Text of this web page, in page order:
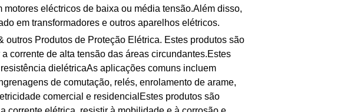
eléctricos de baixa ou média tensão.Além disso,
em transformadores e outros aparelhos elétricos.
Produtos de Proteção Elétrica. Estes produtos são
corrente de alta tensão das áreas circundantes.Estes
dielétricaAs aplicações comuns incluem
de comutação, relés, enrolamento de arame,
comercial e residencialEstes produtos são